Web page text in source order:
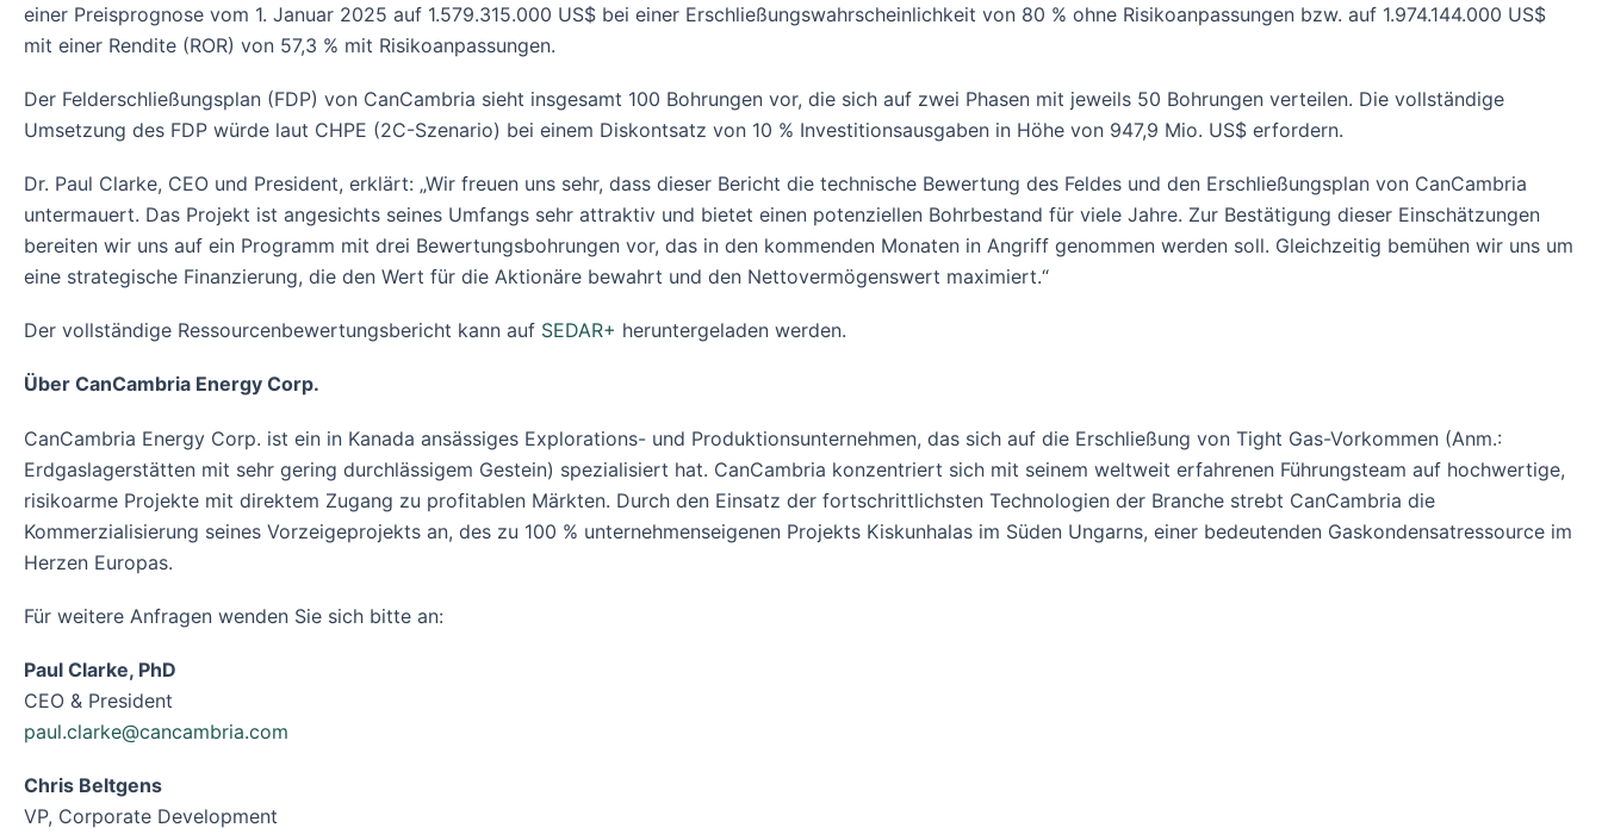
einer Preisprognose vom 1. Januar 2025 auf 1.579.315.000 US$ bei einer Erschließungswahrscheinlichkeit von 80 % ohne Risikoanpassungen bzw. auf 1.974.144.000 US$
mit einer Rendite (ROR) von 57,3 % mit Risikoanpassungen.
Der Felderschließungsplan (FDP) von CanCambria sieht insgesamt 100 Bohrungen vor, die sich auf zwei Phasen mit jeweils 50 Bohrungen verteilen. Die vollständige
Umsetzung des FDP würde laut CHPE (2C-Szenario) bei einem Diskontsatz von 10 % Investitionsausgaben in Höhe von 947,9 Mio. US$ erfordern.
Dr. Paul Clarke, CEO und President, erklärt: „Wir freuen uns sehr, dass dieser Bericht die technische Bewertung des Feldes und den Erschließungsplan von CanCambria
untermauert. Das Projekt ist angesichts seines Umfangs sehr attraktiv und bietet einen potenziellen Bohrbestand für viele Jahre. Zur Bestätigung dieser Einschätzungen
bereiten wir uns auf ein Programm mit drei Bewertungsbohrungen vor, das in den kommenden Monaten in Angriff genommen werden soll. Gleichzeitig bemühen wir uns um
eine strategische Finanzierung, die den Wert für die Aktionäre bewahrt und den Nettovermögenswert maximiert.“
Der vollständige Ressourcenbewertungsbericht kann auf SEDAR+ heruntergeladen werden.
Über CanCambria Energy Corp.
CanCambria Energy Corp. ist ein in Kanada ansässiges Explorations- und Produktionsunternehmen, das sich auf die Erschließung von Tight Gas-Vorkommen (Anm.:
Erdgaslagerstätten mit sehr gering durchlässigem Gestein) spezialisiert hat. CanCambria konzentriert sich mit seinem weltweit erfahrenen Führungsteam auf hochwertige,
risikoarme Projekte mit direktem Zugang zu profitablen Märkten. Durch den Einsatz der fortschrittlichsten Technologien der Branche strebt CanCambria die
Kommerzialisierung seines Vorzeigeprojekts an, des zu 100 % unternehmenseigenen Projekts Kiskunhalas im Süden Ungarns, einer bedeutenden Gaskondensatressource im
Herzen Europas.
Für weitere Anfragen wenden Sie sich bitte an:
Paul Clarke, PhD
CEO & President
paul.clarke@cancambria.com
Chris Beltgens
VP, Corporate Development